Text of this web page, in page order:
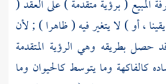
المبيع ( برؤية متقدمة ) على العقد (
يقينا ، أو ) لا يتغير فيه ( ظاهرا ) ; لأن
بطريقه وهي الرؤية المتقدمة
كالفاكهة وما يتوسط كالحيوان وما